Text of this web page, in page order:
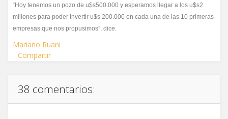
“Hoy tenemos un pozo de u$s500.000 y esperamos llegar a los u$s2
millones para poder invertir u$s 200.000 en cada una de las 10 primeras
empresas que nos propusimos”, dice.
Mariano Ruani
Compartir
38 comentarios: